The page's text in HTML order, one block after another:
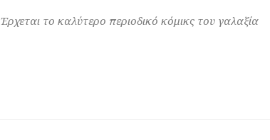
το καλύτερο περιοδικό κόμικς του γαλαξία